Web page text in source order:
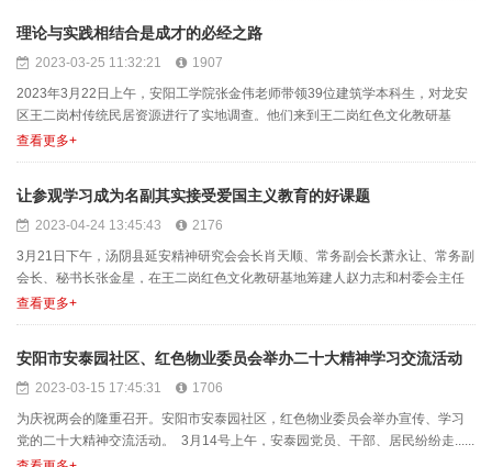
理论与实践相结合是成才的必经之路
2023-03-25 11:32:21
1907
2023年3月22日上午，安阳工学院张金伟老师带领39位建筑学本科生，对龙安
区王二岗村传统民居资源进行了实地调查。他们来到王二岗红色文化教研基
地，在基地副主任张......
查看更多+
让参观学习成为名副其实接受爱国主义教育的好课题
2023-04-24 13:45:43
2176
3月21日下午，汤阴县延安精神研究会会长肖天顺、常务副会长萧永让、常务副
会长、秘书长张金星，在王二岗红色文化教研基地筹建人赵力志和村委会主任
赵卫东的陪同下参观了......
查看更多+
安阳市安泰园社区、红色物业委员会举办二十大精神学习交流活动
2023-03-15 17:45:31
1706
为庆祝两会的隆重召开。安阳市安泰园社区，红色物业委员会举办宣传、学习
党的二十大精神交流活动。 3月14号上午，安泰园党员、干部、居民纷纷走......